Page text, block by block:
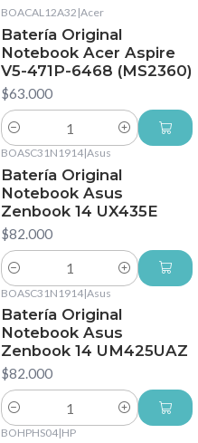
BOACAL12A32 |Acer
Batería Original
Notebook Acer Aspire
V5-471P-6468 (MS2360)
$63.000
Cantidad
BOASC31N1914|Asus
Batería Original
Notebook Asus
Zenbook 14 UX435E
$82.000
Cantidad
BOASC31N1914|Asus
Batería Original
Notebook Asus
Zenbook 14 UM425UAZ
$82.000
Cantidad
BOHPHS04|HP